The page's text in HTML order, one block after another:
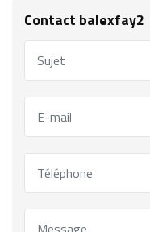
Contact balexfay2